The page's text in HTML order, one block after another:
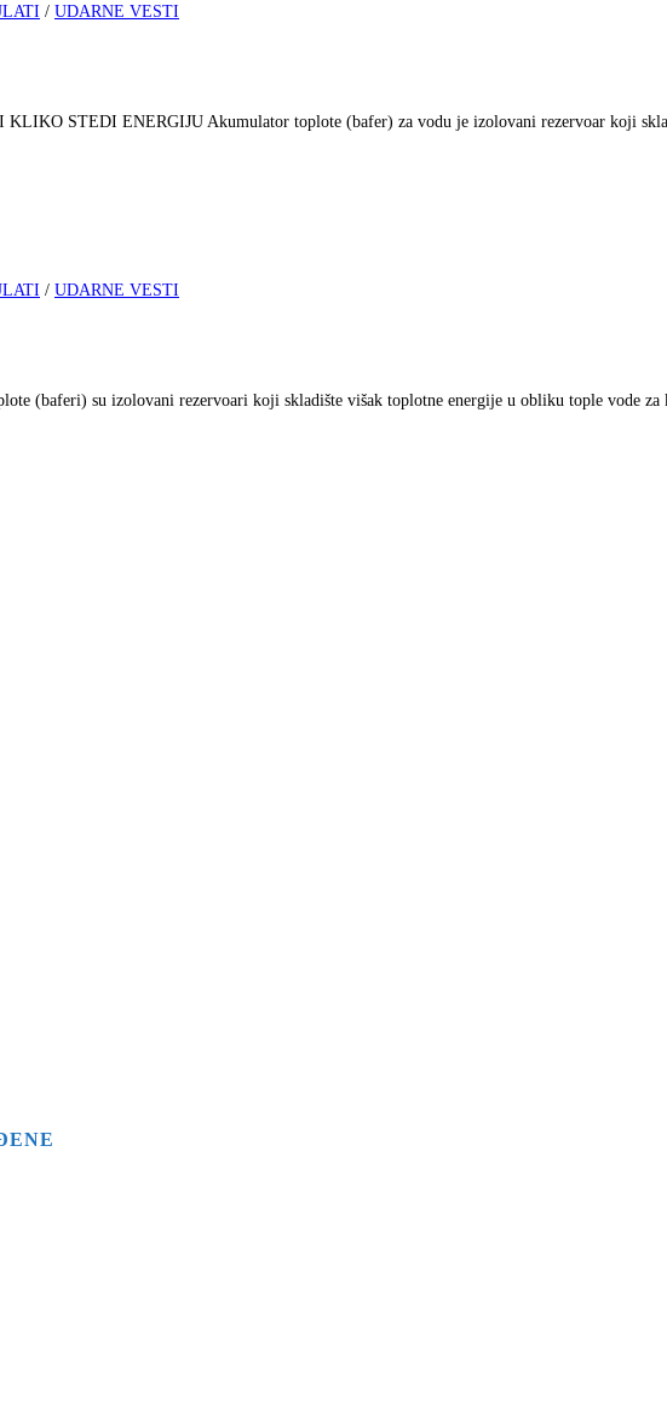
/ UDARNE VESTI
STEDI ENERGIJU Akumulator toplote (bafer) za vodu je izolovani rezervoar koji
/ UDARNE VESTI
(baferi) su izolovani rezervoari koji skladište višak toplotne energije u obliku tople vode za